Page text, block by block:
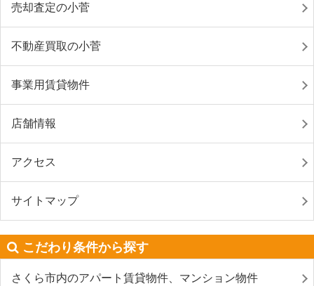
売却査定の小菅
不動産買取の小菅
事業用賃貸物件
店舗情報
アクセス
サイトマップ
こだわり条件から探す
さくら市内のアパート賃貸物件、マンション物件